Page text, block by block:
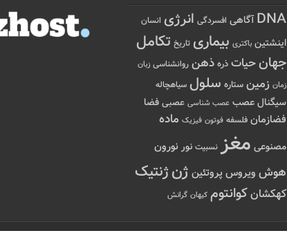
DNA آگاهی افسردگی انرژی انسان
اینشتین باکتری بیماری تاریخ تکامل
جهانحیات ذره ذهن روانشناسی زبان
زمان زمین ستاره سلول سیاهچاله
سیگنالعصب عصب شناسی عصبی فضا
فضازمان فلسفه فوتون فیزیک ماده
مصنوعی مغز نسبیت نور نورون
هوش ویروس پروتئین ژنژنتیک
کهکشانکوانتوم کیهان گرانش